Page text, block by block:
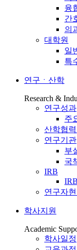
융
간
의
대학원
일
특
연구ㆍ산학
Research &
연구성과
주
산학협
연구기관
부
국
IRB
연구자
학사지원
Academic
학사일정